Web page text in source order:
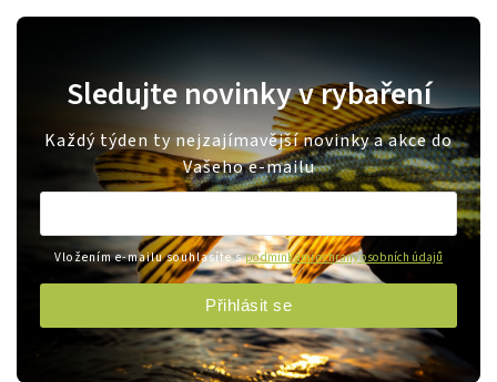
Sledujte novinky v rybaření
Každý týden ty nejzajímavější novinky a akce do
Vašeho e-mailu
Vložením e-mailu souhlasíte spodmínkami ochrany osobních údajů
Přihlásit se